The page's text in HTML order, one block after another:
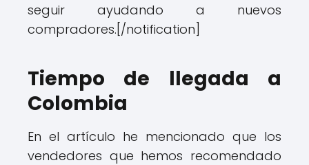
seguir ayudando a nuevos
compradores.[/notification]
Tiempo de llegada a
Colombia
En el artículo he mencionado que los
vendedores que hemos recomendado